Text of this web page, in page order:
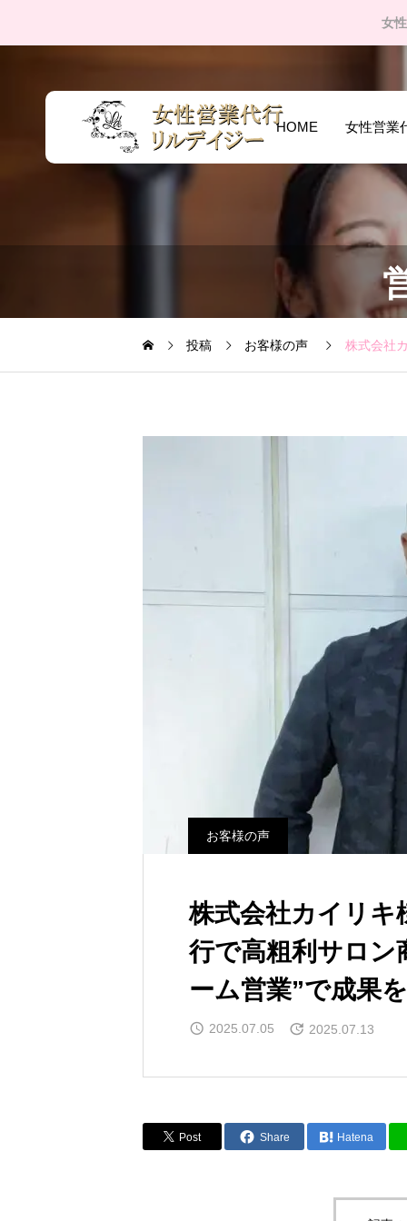
女
HOME 女性営業
投稿 お客様の声 株式会社
お客様の声
株式会社カイリキ
行で高粗利サロン
ーム営業”で成果
2025.07.05 2025.07.13
Post Share Hatena